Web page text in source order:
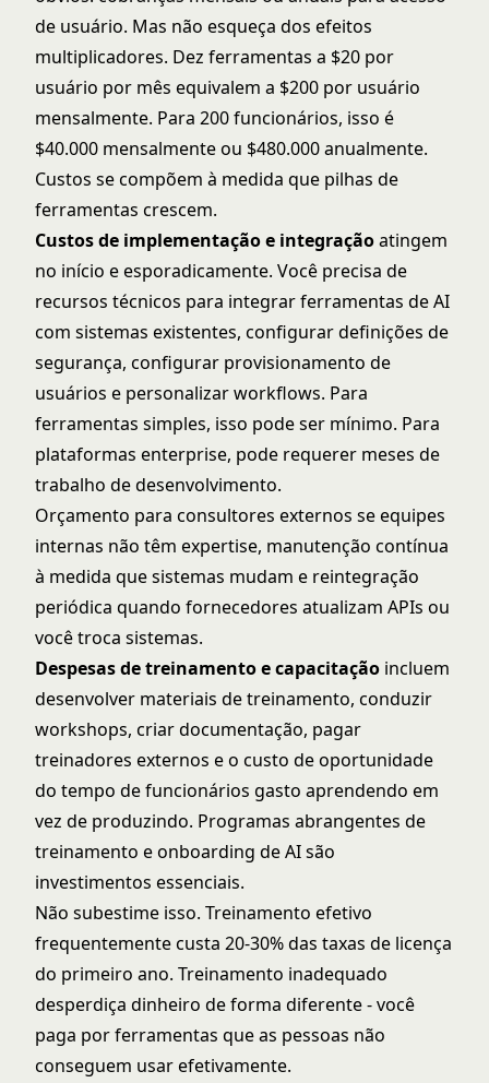
de usuário. Mas não esqueça dos efeitos
multiplicadores. Dez ferramentas a $20 por
usuário por mês equivalem a $200 por usuário
mensalmente. Para 200 funcionários, isso é
$40.000 mensalmente ou $480.000 anualmente.
Custos se compõem à medida que pilhas de
ferramentas crescem.
Custos de implementação e integraçãoatingem
no início e esporadicamente. Você precisa de
recursos técnicos para integrar ferramentas de AI
com sistemas existentes, configurar definições de
segurança, configurar provisionamento de
usuários e personalizar workflows. Para
ferramentas simples, isso pode ser mínimo. Para
plataformas enterprise, pode requerer meses de
trabalho de desenvolvimento.
Orçamento para consultores externos se equipes
internas não têm expertise, manutenção contínua
à medida que sistemas mudam e reintegração
periódica quando fornecedores atualizam APIs ou
você troca sistemas.
Despesas de treinamento e capacitação incluem
desenvolver materiais de treinamento, conduzir
workshops, criar documentação, pagar
treinadores externos e o custo de oportunidade
do tempo de funcionários gasto aprendendo em
vez de produzindo. Programas abrangentes de
treinamento e onboarding de AIsão
investimentos essenciais.
Não subestime isso. Treinamento efetivo
frequentemente custa 20-30% das taxas de licença
do primeiro ano. Treinamento inadequado
desperdiça dinheiro de forma diferente - você
paga por ferramentas que as pessoas não
conseguem usar efetivamente.